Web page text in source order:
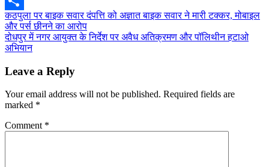
Share
Post
navigation
कठपुला पर बाइक सवार दंपत्ति को अज्ञात बाइक सवार ने मारी टक्कर, मोबाइल
और पर्स छीनने का आरोप
दोधपुर में नगर आयुक्त के निर्देश पर अवैध अतिक्रमण और पॉलिथीन हटाओ
अभियान
Leave a Reply
Your email address will not be published. Required fields are
marked *
Comment *